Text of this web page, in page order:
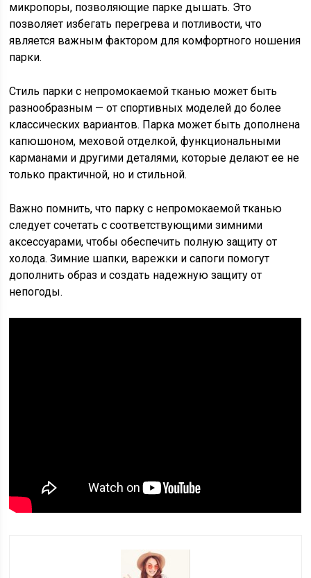
микропоры, позволяющие парке дышать. Это
позволяет избегать перегрева и потливости, что
является важным фактором для комфортного ношения
парки.
Стиль парки с непромокаемой тканью может быть
разнообразным — от спортивных моделей до более
классических вариантов. Парка может быть дополнена
капюшоном, меховой отделкой, функциональными
карманами и другими деталями, которые делают ее не
только практичной, но и стильной.
Важно помнить, что парку с непромокаемой тканью
следует сочетать с соответствующими зимними
аксессуарами, чтобы обеспечить полную защиту от
холода. Зимние шапки, варежки и сапоги помогут
дополнить образ и создать надежную защиту от
непогоды.